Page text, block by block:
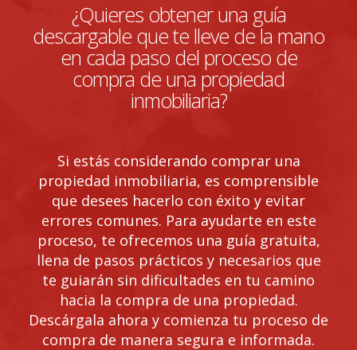
¿Quieres obtener una guía
descargable que te lleve de la mano
en cada paso del proceso de
compra de una propiedad
inmobiliaria?
Si estás considerando comprar una
propiedad inmobiliaria, es comprensible
que desees hacerlo con éxito y evitar
errores comunes. Para ayudarte en este
proceso, te ofrecemos una guía gratuita,
llena de pasos prácticos y necesarios que
te guiarán sin dificultades en tu camino
hacia la compra de una propiedad.
Descárgala ahora y comienza tu proceso de
compra de manera segura e informada.